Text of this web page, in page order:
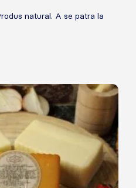
natural. A se patra la